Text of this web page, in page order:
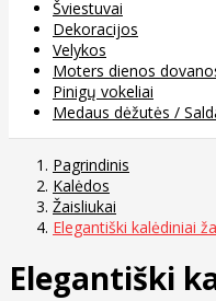
Šviestuvai
Dekoracijos
Velykos
Moters dienos
Pinigų vokeliai
Medaus dėžutės /
Pagrindinis
Kalėdos
Žaisliukai
Elegantiški kalėdiniai
Elegantiški